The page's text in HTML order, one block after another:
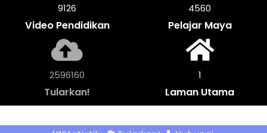
10026
Video Pendidikan
5010
Pelajar Maya
2852360
Tularkan!
1
Laman Utama